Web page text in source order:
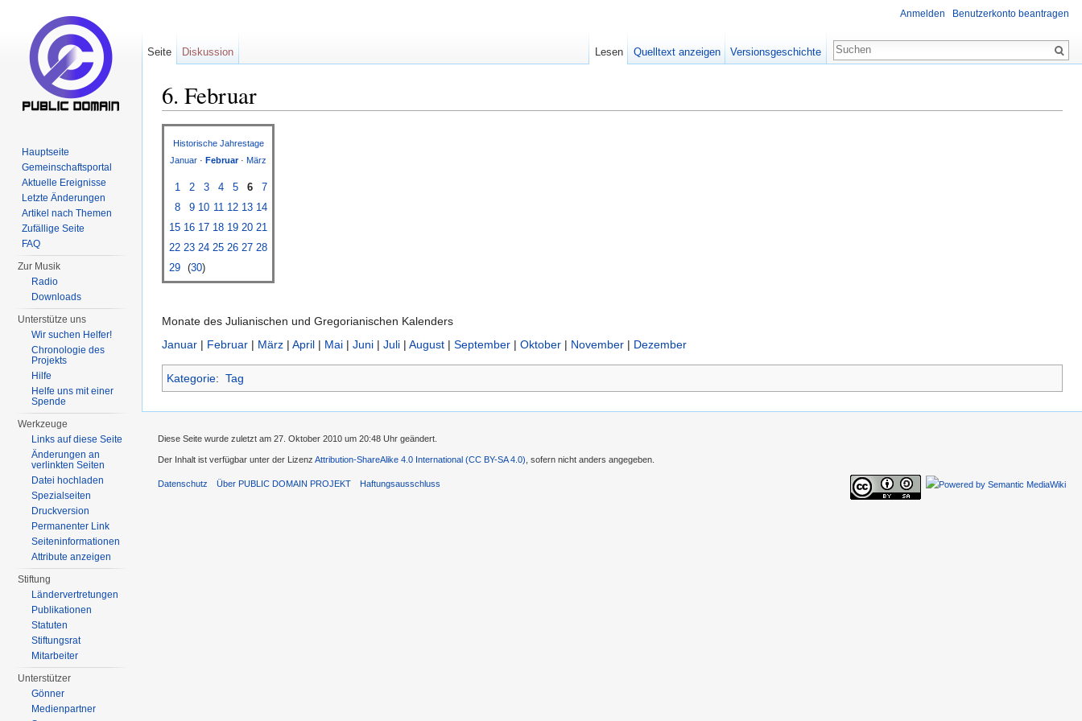
6. Februar
Historische Jahrestage
Januar · Februar· März
1 2 3 4 5 6
7
8
9 10 11 12 13 14
15 16 17 18 19 20 21
22 23 24 25 26 27 28
29 (30)
Monate des Julianischen und Gregorianischen Kalenders
Januar | Februar | März | April | Mai | Juni | Juli | August | September | Oktober | November | Dezember
Kategorie: Tag
Anmelden Benutzerkonto beantragen
Seite Diskussion Lesen Quelltext anzeigen Versionsgeschichte
Hauptseite
Gemeinschaftsportal
Aktuelle Ereignisse
Letzte Änderungen
Artikel nach Themen
Zufällige Seite
FAQ
Zur Musik
Radio
Downloads
Unterstütze uns
Wir suchen Helfer!
Chronologie des
Projekts
Hilfe
Helfe uns mit einer
Spende
Werkzeuge
Links auf diese Seite
Änderungen an
verlinkten Seiten
Datei hochladen
Spezialseiten
Druckversion
Permanenter Link
Seiten­informationen
Attribute anzeigen
Stiftung
Ländervertretungen
Publikationen
Statuten
Stiftungsrat
Mitarbeiter
Unterstützer
Gönner
Medienpartner
Diese Seite wurde zuletzt am 27. Oktober 2010 um 20:48 Uhr geändert.
Der Inhalt ist verfügbar unter der Lizenz Attribution-ShareAlike 4.0 International (CC BY-SA 4.0) , sofern nicht anders angegeben.
Datenschutz Über PUBLIC DOMAIN PROJEKT Haftungsausschluss